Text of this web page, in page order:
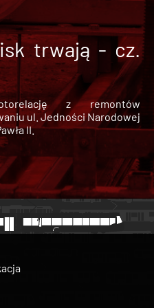
trwają - cz.
z remontów
ul. Jedności Narodowej
II.